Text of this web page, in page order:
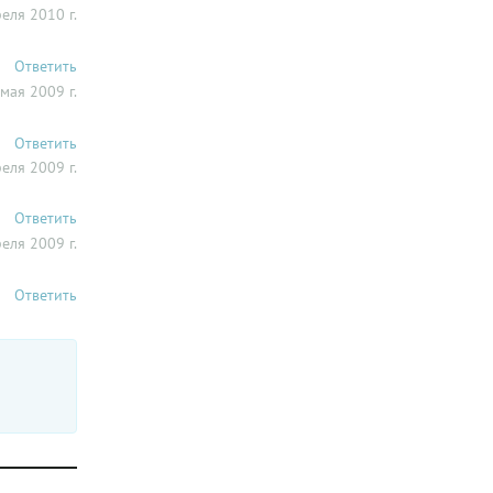
но не
2010 г.
Ответить
2009 г.
Ответить
2009 г.
Ответить
2009 г.
Ответить